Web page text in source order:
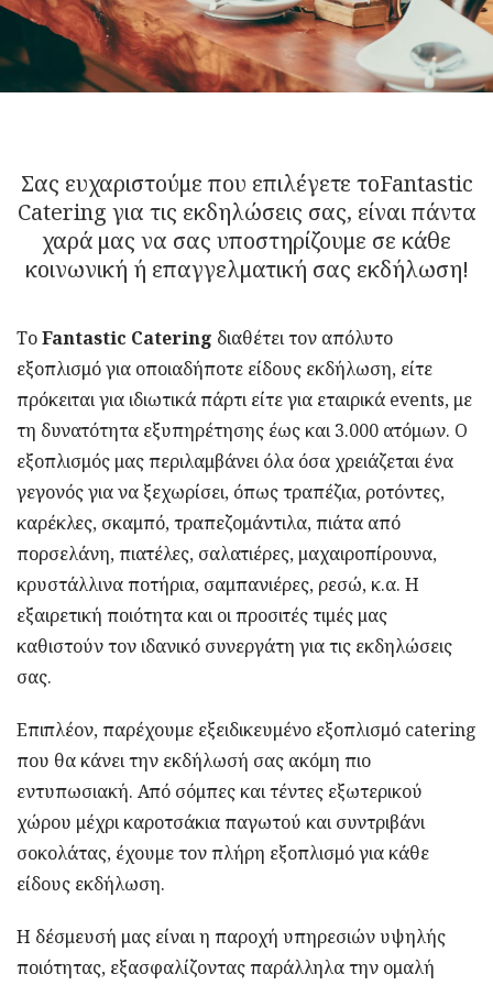
Σας ευχαριστούμε που επιλέγετε τοFantastic
Catering για τις εκδηλώσεις σας, είναι πάντα
χαρά μας να σας υποστηρίζουμε σε κάθε
κοινωνική ή επαγγελματική σας εκδήλωση!
ΤοFantastic Catering διαθέτει τον απόλυτο
εξοπλισμό για οποιαδήποτε είδους εκδήλωση, είτε
πρόκειται για ιδιωτικά πάρτι είτε για εταιρικά events, με
τη δυνατότητα εξυπηρέτησης έως και 3.000 ατόμων. Ο
εξοπλισμός μας περιλαμβάνει όλα όσα χρειάζεται ένα
γεγονός για να ξεχωρίσει, όπως τραπέζια, ροτόντες,
καρέκλες, σκαμπό, τραπεζομάντιλα, πιάτα από
πορσελάνη, πιατέλες, σαλατιέρες, μαχαιροπίρουνα,
κρυστάλλινα ποτήρια, σαμπανιέρες, ρεσώ, κ.α. Η
εξαιρετική ποιότητα και οι προσιτές τιμές μας
καθιστούν τον ιδανικό συνεργάτη για τις εκδηλώσεις
σας.
Επιπλέον, παρέχουμε εξειδικευμένο εξοπλισμό catering
που θα κάνει την εκδήλωσή σας ακόμη πιο
εντυπωσιακή. Από σόμπες και τέντες εξωτερικού
χώρου μέχρι καροτσάκια παγωτού και συντριβάνι
σοκολάτας, έχουμε τον πλήρη εξοπλισμό για κάθε
είδους εκδήλωση.
Η δέσμευσή μας είναι η παροχή υπηρεσιών υψηλής
ποιότητας, εξασφαλίζοντας παράλληλα την ομαλή